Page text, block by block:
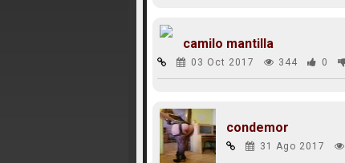
camilo mantilla
03 Oct 2017 344 0
condemor
31 Ago 2017